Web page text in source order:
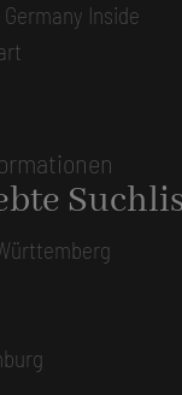
Inside